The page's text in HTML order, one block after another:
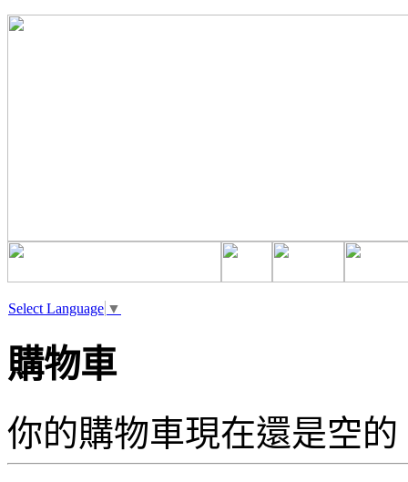
Select Language ▼
購物車
你的購物車現在還是空的